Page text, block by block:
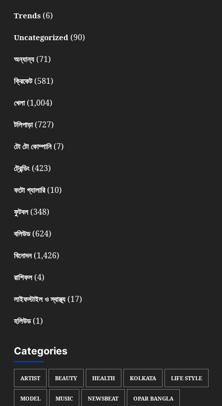
Trends(6)
Uncategorized(90)
অন্যান্য(71)
ক্রিকেট(581)
খেলা(1,004)
টলিপাড়া(727)
টো টো কোম্পানি(7)
ট্রেন্ডিং(423)
ফটো গ্যালারি(10)
ফুটবল(348)
বলিউড(624)
বিনোদন(1,426)
রাশিফল(4)
লাইফস্টাইল ও স্বাস্থ্য(17)
হলিউড(1)
Categories
ARTIST BEAUTY HEALTH KOLKATA LIFE STYLE
MODEL MUSIC NEWSBEAT OPAR BANGLA